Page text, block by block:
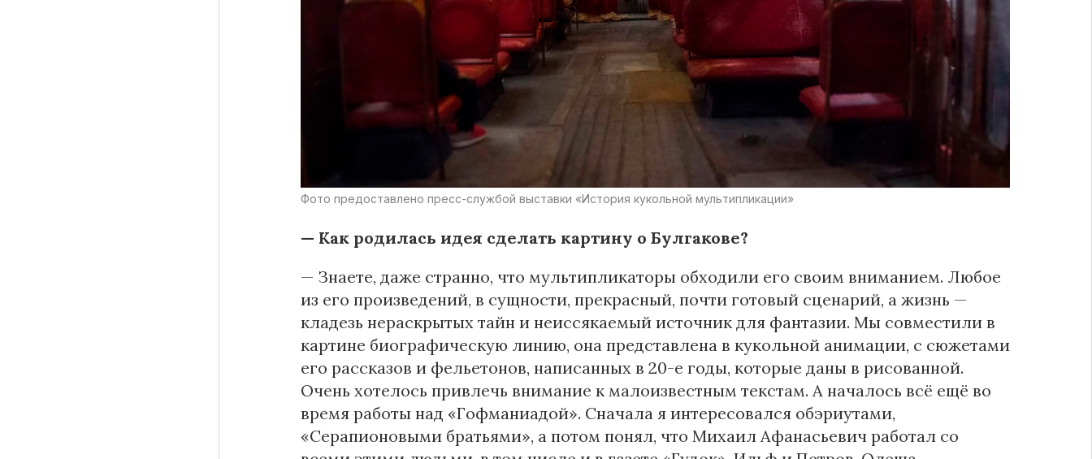
Фото предоставлено пресс-службой выставки «История кукольной мультипликации»
— Как родилась идея сделать картину о Булгакове?
— Знаете, даже странно, что мультипликаторы обходили его своим вниманием. Любое
из его произведений, в сущности, прекрасный, почти готовый сценарий, а жизнь —
кладезь нераскрытых тайн и неиссякаемый источник для фантазии. Мы совместили в
картине биографическую линию, она представлена в кукольной анимации, с сюжетами
его рассказов и фельетонов, написанных в 20-е годы, которые даны в рисованной.
Очень хотелось привлечь внимание к малоизвестным текстам. А началось всё ещё во
время работы над «Гофманиадой». Сначала я интересовался обэриутами,
«Серапионовыми братьями», а потом понял, что Михаил Афанасьевич работал со